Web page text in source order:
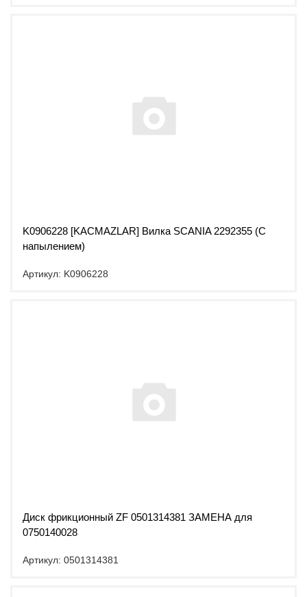
K0906228 [KACMAZLAR] Вилка SCANIA 2292355 (С
напылением)
Артикул: K0906228
Диск фрикционный ZF 0501314381 ЗАМЕНА для
0750140028
Артикул: 0501314381